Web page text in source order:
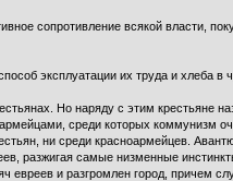
сопротивление всякой власти,
эксплуатации их труда и хлеба в
Но наряду с этим крестьяне
среди которых коммунизм
ни среди красноармейцев.
разжигая самые низменные
и разгромлен город, причем